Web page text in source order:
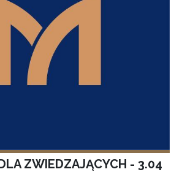
ZWIEDZAJĄCYCH - 3.04